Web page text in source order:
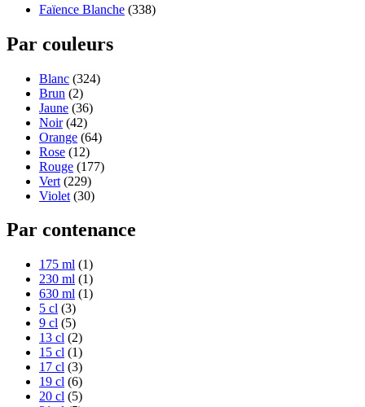
Faïence Blanche (338)
Par couleurs
Blanc (324)
Brun (2)
Jaune (36)
Noir (42)
Orange (64)
Rose (12)
Rouge (177)
Vert (229)
Violet (30)
Par contenance
175 ml (1)
230 ml (1)
630 ml (1)
5 cl (3)
9 cl (5)
13 cl (2)
15 cl (1)
17 cl (3)
19 cl (6)
20 cl (5)